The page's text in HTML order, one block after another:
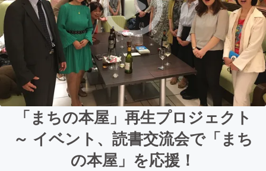
「まちの本屋」再生プロジェクト
～ イベント、読書交流会で「まち
の本屋」を応援！